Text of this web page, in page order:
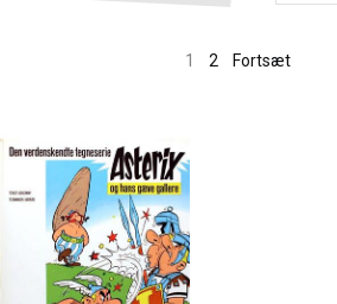
1 2 Fortsæt